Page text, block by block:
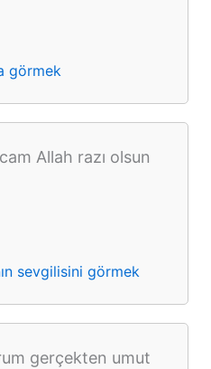
görmek
Allah razı olsun
sevgilisini görmek
gerçekten umut